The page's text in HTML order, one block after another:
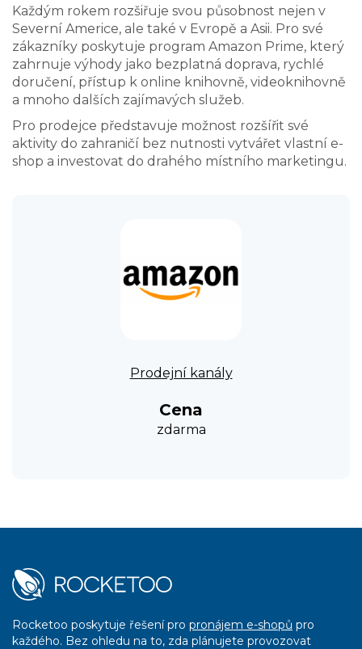
Každým rokem rozšiřuje svou působnost nejen v
Severní Americe, ale také v Evropě a Asii. Pro své
zákazníky poskytuje program Amazon Prime, který
zahrnuje výhody jako bezplatná doprava, rychlé
doručení, přístup k online knihovně, videoknihovně
a mnoho dalších zajímavých služeb.
Pro prodejce představuje možnost rozšířit své
aktivity do zahraničí bez nutnosti vytvářet vlastní e-
shop a investovat do drahého místního marketingu.
Prodejní kanály
Cena
zdarma
Rocketoo poskytuje řešení pro pronájem e-shopů pro
každého. Bez ohledu na to, zda plánujete provozovat